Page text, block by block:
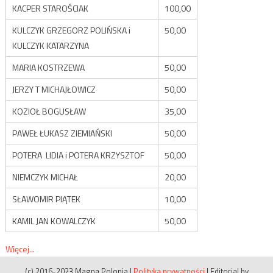
KACPER STAROŚCIAK
100,00
KULCZYK GRZEGORZ POLIŃSKA i
KULCZYK KATARZYNA
50,00
MARIA KOSTRZEWA
50,00
JERZY T MICHAJŁOWICZ
50,00
KOZIOŁ BOGUSŁAW
35,00
PAWEŁ ŁUKASZ ZIEMIAŃSKI
50,00
POTERA LIDIA i POTERA KRZYSZTOF
50,00
NIEMCZYK MICHAŁ
20,00
SŁAWOMIR PIĄTEK
10,00
KAMIL JAN KOWALCZYK
50,00
Więcej...